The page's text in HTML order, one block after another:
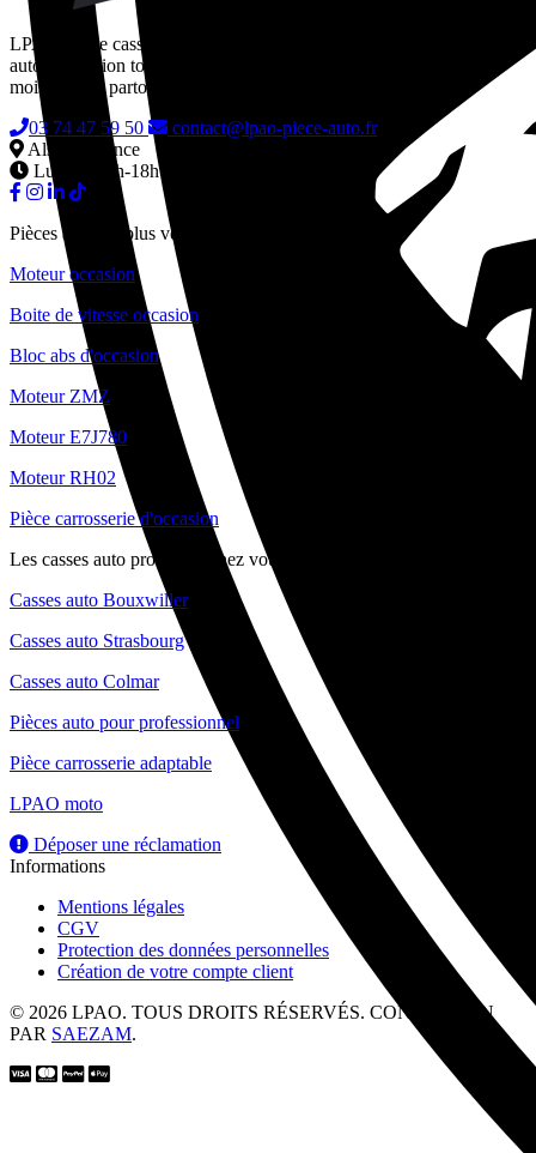
LPAO, votre casse auto en ligne spécialisée dans la vente de pièces
auto d'occasion toutes marques. Pièces contrôlées, garanties 24
mois, livrées partout en France.
03 74 47 59 50
contact@lpao-piece-auto.fr
Alsace, France
Lun-Ven 9h-18h
Pièces auto les plus vendues
Moteur occasion
Boite de vitesse occasion
Bloc abs d'occasion
Moteur ZMZ
Moteur E7J780
Moteur RH02
Pièce carrosserie d'occasion
Les casses auto proche de chez vous
Casses auto Bouxwiller
Casses auto Strasbourg
Casses auto Colmar
Pièces auto pour professionnel
Pièce carrosserie adaptable
LPAO moto
Déposer une réclamation
Informations
Mentions légales
CGV
Protection des données personnelles
Création de votre compte client
© 2026 LPAO. TOUS DROITS RÉSERVÉS. CONCEPTION
PAR SAEZAM.